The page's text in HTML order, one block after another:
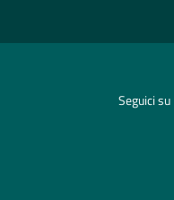
Seguici su